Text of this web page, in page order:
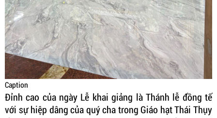
Caption
Đỉnh cao của ngày Lễ khai giảng là Thánh lễ đồng tế
với sự hiệp dâng của quý cha trong Giáo hạt Thái Thụy